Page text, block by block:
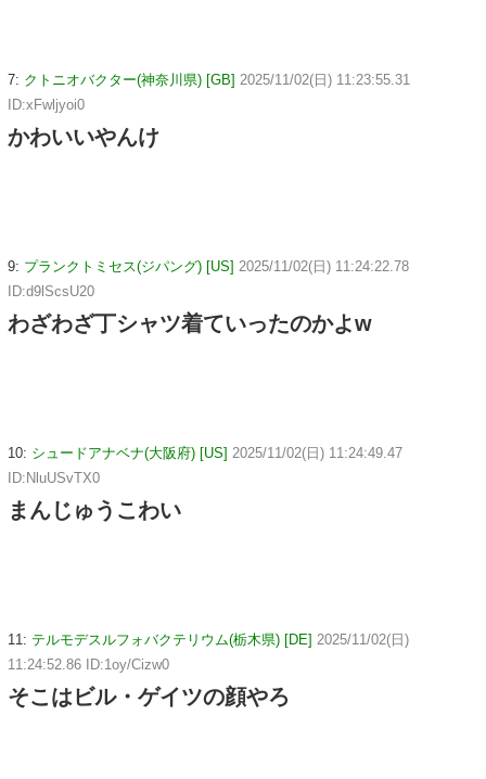
7: クトニオバクター(神奈川県) [GB] 2025/11/02(日) 11:23:55.31
ID:xFwljyoi0
かわいいやんけ
9: プランクトミセス(ジパング) [US] 2025/11/02(日) 11:24:22.78
ID:d9lScsU20
わざわざ丁シャツ着ていったのかよw
10: シュードアナベナ(大阪府) [US] 2025/11/02(日) 11:24:49.47
ID:NluUSvTX0
まんじゅうこわい
11: テルモデスルフォバクテリウム(栃木県) [DE] 2025/11/02(日)
11:24:52.86 ID:1oy/Cizw0
そこはビル・ゲイツの顔やろ